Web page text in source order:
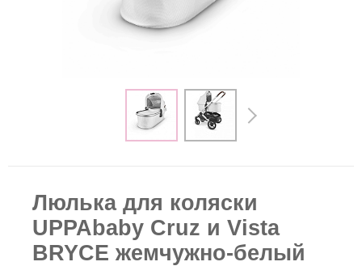
Люлька для коляски
UPPAbaby Cruz и Vista
BRYCE жемчужно-белый